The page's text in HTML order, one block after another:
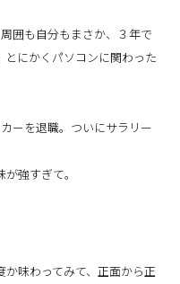
囲も自分もまさか、３年で
にかくパソコンに関わった
ーを退職。ついにサラリー
強すぎて。
味わってみて、正面から正